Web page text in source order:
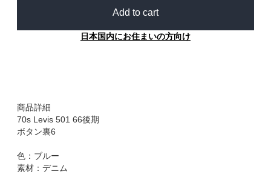
Add to cart
日本国内にお住まいの方向け
商品詳細
70s Levis 501 66後期
ボタン裏6
色：ブルー
素材：デニム